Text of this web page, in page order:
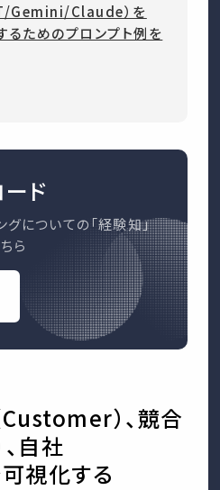
Gemini/Claude）を
るためのプロンプト例を
ド
グについての「経験知」
ら
）、競合
自社
視化する